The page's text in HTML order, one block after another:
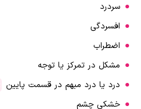
سردرد
افسردگی
اضطراب
مشکل در تمرکز یا توجه
درد یا درد مبهم در قسمت پایین
خشکی چشم